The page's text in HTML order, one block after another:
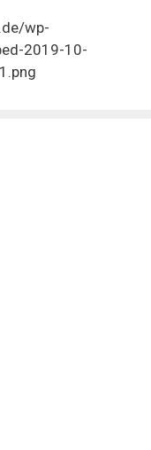
wp-
2019-10-